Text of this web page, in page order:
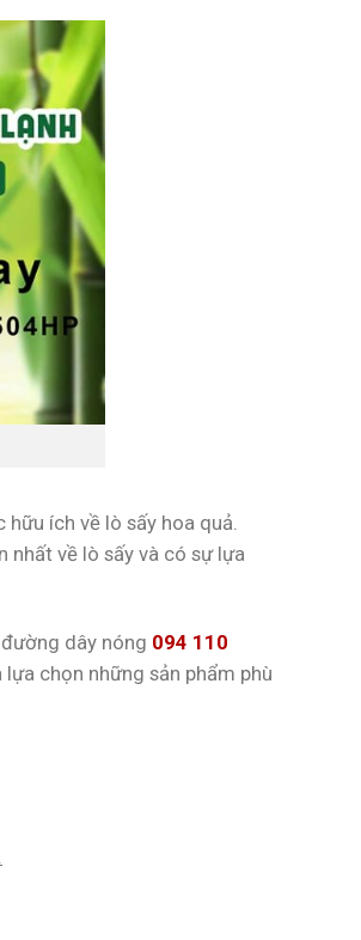
ích về lò sấy hoa quả.
nhất về lò sấy và có sự lựa
dây nóng 094 110
chọn những sản phẩm phù